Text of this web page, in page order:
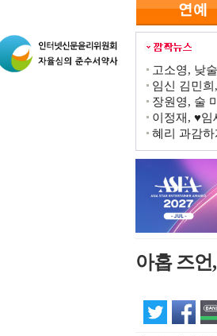
고소영, 낮
임신 김민
장원영, 술
이정재, ♥
혜리 과감하
아홉 즈언